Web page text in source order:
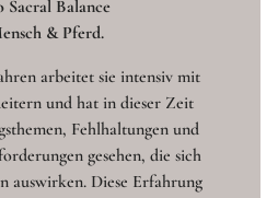
Sacral Balance
& Pferd.
arbeitet sie intensiv mit
und hat in dieser Zeit
Fehlhaltungen und
gesehen, die sich
auswirken. Diese Erfahrung